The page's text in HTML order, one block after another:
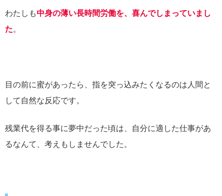
わたしも中身の薄い長時間労働を、喜んでしまっていまし
た。
目の前に蜜があったら、指を突っ込みたくなるのは人間と
して自然な反応です。
残業代を得る事に夢中だった頃は、自分に適した仕事があ
るなんて、考えもしませんでした。